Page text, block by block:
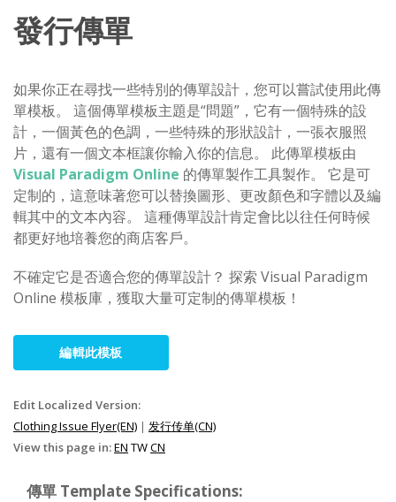
發行傳單
如果你正在尋找一些特別的傳單設計，您可以嘗試使用此傳
單模板。 這個傳單模板主題是“問題”，它有一個特殊的設
計，一個黃色的色調，一些特殊的形狀設計，一張衣服照
片，還有一個文本框讓你輸入你的信息。 此傳單模板由
Visual Paradigm Online 的傳單製作工具製作。 它是可
定制的，這意味著您可以替換圖形、更改顏色和字體以及編
輯其中的文本內容。 這種傳單設計肯定會比以往任何時候
都更好地培養您的商店客戶。
不確定它是否適合您的傳單設計？ 探索 Visual Paradigm
Online 模板庫，獲取大量可定制的傳單模板！
編輯此模板
Edit Localized Version:
Clothing Issue Flyer(EN) | 发行传单(CN)
View this page in:EN TWCN
傳單 Template Specifications: